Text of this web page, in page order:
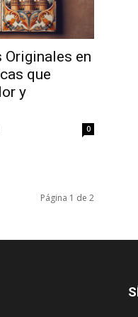
en
que
y
0
Página 1 de 2